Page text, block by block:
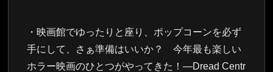
・映画館でゆったりと座り、ポップコーンを必ず
手にして、さぁ準備はいいか？ 今年最も楽しい
ホラー映画のひとつがやってきた！―Dread Centr